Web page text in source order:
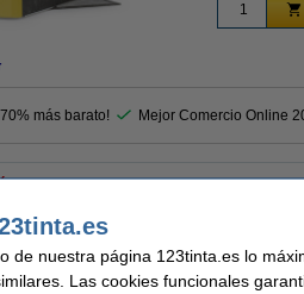
más barato! Mejor Comercio Online
con el original!
mantiene papeles, archivos y
en posición vertical. La carpeta
perfectamente en posición vertical.
de ancho está equipado con un orificio
de nuestra página 123tinta.es lo
Las cookies funcionales